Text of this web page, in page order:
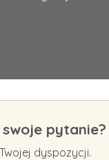
pytanie?
dyspozycji.